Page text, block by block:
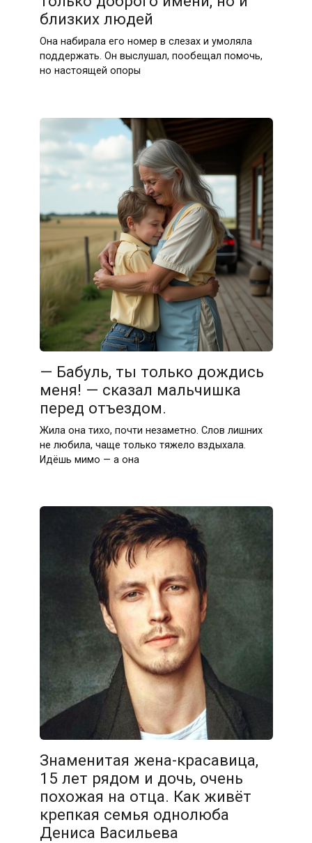
близких людей
Она набирала его номер в слезах и умоляла
поддержать. Он выслушал, пообещал помочь,
но настоящей опоры
— Бабуль, ты только дождись
меня! — сказал мальчишка
перед отъездом.
Жила она тихо, почти незаметно. Слов лишних
не любила, чаще только тяжело вздыхала.
Идёшь мимо — а она
Знаменитая жена-красавица,
15 лет рядом и дочь, очень
похожая на отца. Как живёт
крепкая семья однолюба
Дениса Васильева